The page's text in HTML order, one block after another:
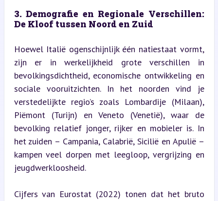
3. Demografie en Regionale Verschillen:
De Kloof tussen Noord en Zuid
Hoewel Italië ogenschijnlijk één natiestaat vormt,
zijn er in werkelijkheid grote verschillen in
bevolkingsdichtheid, economische ontwikkeling en
sociale vooruitzichten. In het noorden vind je
verstedelijkte regio’s zoals Lombardije (Milaan),
Piëmont (Turijn) en Veneto (Venetië), waar de
bevolking relatief jonger, rijker en mobieler is. In
het zuiden – Campania, Calabrië, Sicilië en Apulië –
kampen veel dorpen met leegloop, vergrijzing en
jeugdwerkloosheid.
Cijfers van Eurostat (2022) tonen dat het bruto